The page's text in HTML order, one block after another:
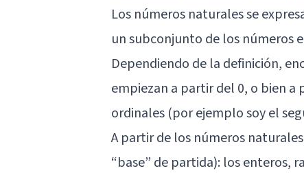
Los números naturales se
un subconjunto de los números
Dependiendo de la definición,
empiezan a partir del 0, o bien
ordinales (por ejemplo soy el
A partir de los números
“base” de partida): los enteros,